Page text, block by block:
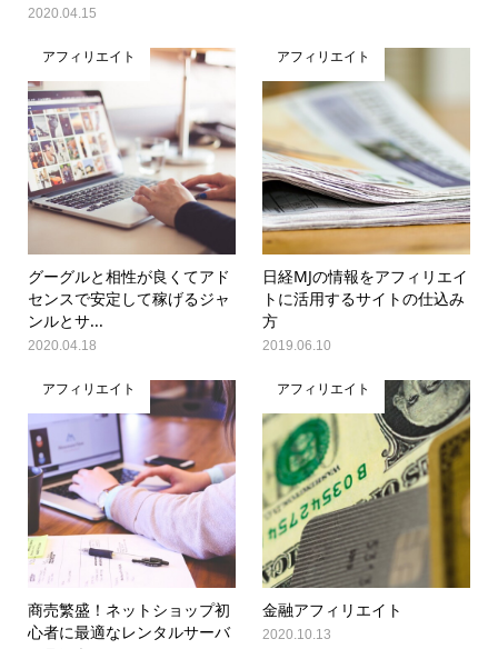
2020.04.15
アフィリエイト
グーグルと相性が良くてアド
センスで安定して稼げるジャ
ンルとサ...
2020.04.18
アフィリエイト
日経MJの情報をアフィリエイ
トに活用するサイトの仕込み
方
2019.06.10
アフィリエイト
商売繁盛！ネットショップ初
心者に最適なレンタルサーバ
アフィリエイト
金融アフィリエイト
2020.10.13